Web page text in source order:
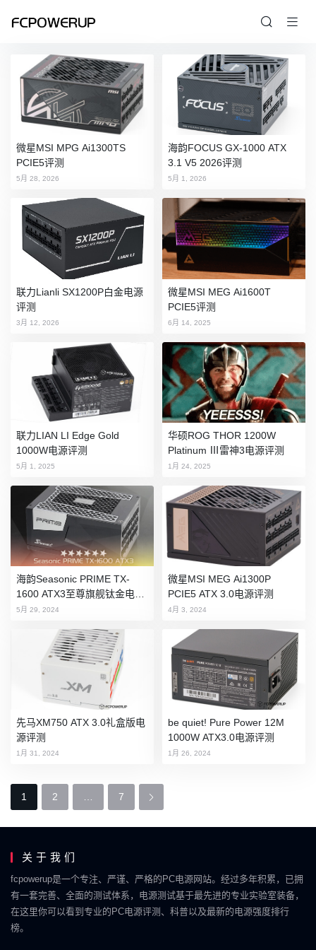
微星MSI MPG Ai1300TS
PCIE5评测
5月 28, 2026
海韵FOCUS GX-1000 ATX
3.1 V5 2026评测
5月 1, 2026
联力Lianli SX1200P白金电源
评测
3月 12, 2026
微星MSI MEG Ai1600T
PCIE5评测
6月 14, 2025
联力LIAN LI Edge Gold
1000W电源评测
5月 1, 2025
华硕ROG THOR 1200W
Platinum Ⅲ雷神3电源评测
1月 24, 2025
海韵Seasonic PRIME TX-
1600 ATX3至尊旗舰钛金电源
评测
5月 29, 2024
微星MSI MEG Ai1300P
PCIE5 ATX 3.0电源评测
4月 3, 2024
先马XM750 ATX 3.0礼盒版电
源评测
1月 31, 2024
be quiet! Pure Power 12M
1000W ATX3.0电源评测
1月 26, 2024
t
s
N
a
1 2 7
关于我们
fcpowerup是一个专注、严谨、严格的PC电源网站。经过多年积累，已拥
有一套完善、全面的测试体系，电源测试基于最先进的专业实验室装备，
在这里你可以看到专业的PC电源评测、科普以及最新的电源强度排行
榜。